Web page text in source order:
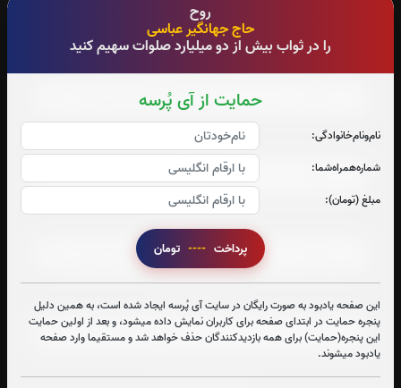
روح
حاج جهانگیر عباسی
را در ثواب بیش از دو میلیارد صلوات سهیم کنید
حمایت از آی پُرسه
نام‌و‌نام‌خانوادگی:
شماره‌همراه‌شما:
مبلغ (تومان):
پرداخت ----
این صفحه یادبود به صورت رایگان در سایت آی پُرسه ایجاد شده است، به همین دلیل
پنجره حمایت در ابتدای صفحه برای کاربران نمایش داده میشود، و بعد از اولین حمایت
این پنجره(حمایت) برای همه بازدیدکنندگان حذف خواهد شد و مستقیما وارد صفحه
یادبود میشوند.
صوت جزء شماره 7
صوت جزء شماره 9
صوت جزء شماره 10